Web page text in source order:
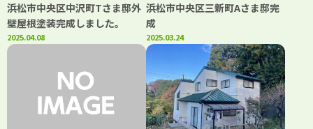
浜松市中央区中沢町Tさま邸外
壁屋根塗装完成しました。
2025.04.08
浜松市中央区三新町Aさま邸完
成
2025.03.24